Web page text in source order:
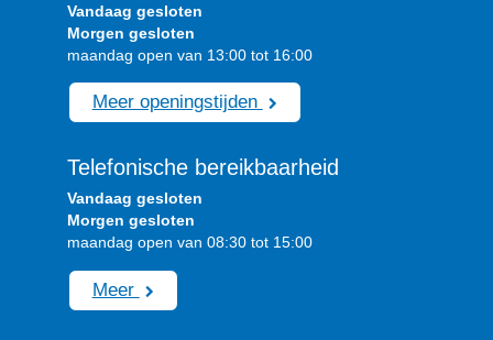
Vandaag gesloten
Morgen gesloten
maandag open van 13:00 tot 16:00
Meer openingstijden
Telefonische bereikbaarheid
Vandaag gesloten
Morgen gesloten
maandag open van 08:30 tot 15:00
Meer